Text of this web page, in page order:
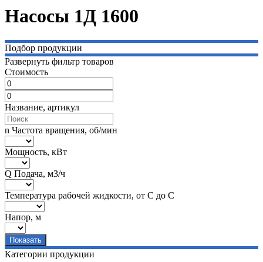
Насосы 1Д 1600
Подбор продукции
Развернуть фильтр товаров
Стоимость
Название, артикул
n Частота вращения, об/мин
Мощность, кВт
Q Подача, м3/ч
Температура рабочей жидкости, от С до С
Напор, м
Категории продукции